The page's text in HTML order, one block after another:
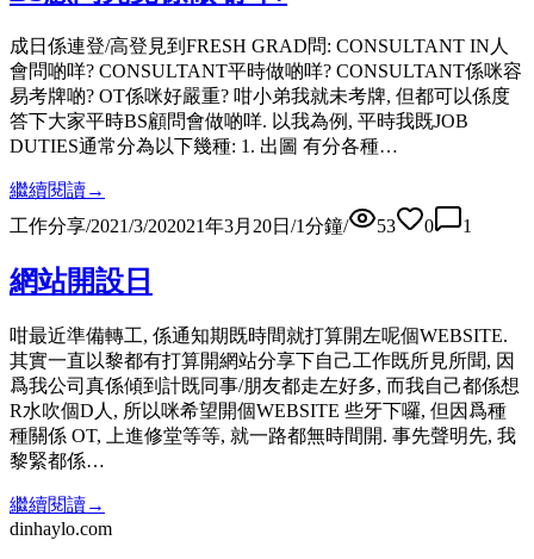
成日係連登/高登見到FRESH GRAD問: CONSULTANT IN人
會問啲咩? CONSULTANT平時做啲咩? CONSULTANT係咪容
易考牌啲? OT係咪好嚴重? 咁小弟我就未考牌, 但都可以係度
答下大家平時BS顧問會做啲咩. 以我為例, 平時我既JOB
DUTIES通常分為以下幾種: 1. 出圖 有分各種…
繼續閱讀→
工作分享/2021/3/202021年3月20日 /1分鐘/ 53 0 1
網站開設日
咁最近準備轉工, 係通知期既時間就打算開左呢個WEBSITE.
其實一直以黎都有打算開網站分享下自己工作既所見所聞, 因
爲我公司真係傾到計既同事/朋友都走左好多, 而我自己都係想
R水吹個D人, 所以咪希望開個WEBSITE 些牙下囉, 但因爲種
種關係 OT, 上進修堂等等, 就一路都無時間開. 事先聲明先, 我
黎緊都係…
繼續閱讀→
dinhaylo.com